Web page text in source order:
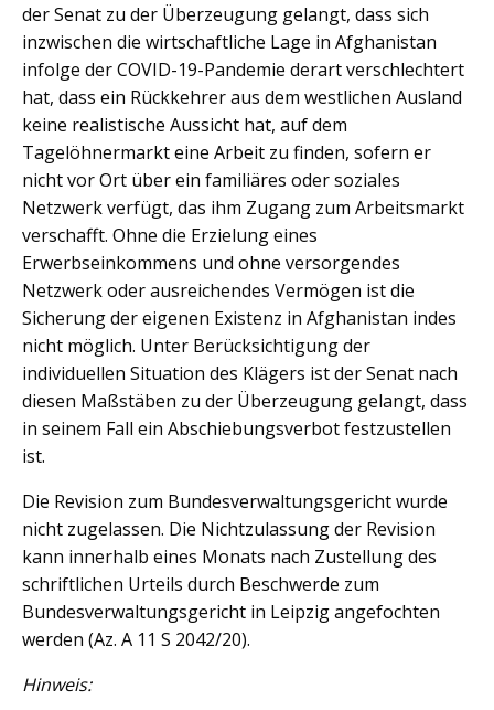
der Senat zu der Überzeugung gelangt, dass sich
inzwischen die wirtschaftliche Lage in Afghanistan
infolge der COVID-19-Pandemie derart verschlechtert
hat, dass ein Rückkehrer aus dem westlichen Ausland
keine realistische Aussicht hat, auf dem
Tagelöhnermarkt eine Arbeit zu finden, sofern er
nicht vor Ort über ein familiäres oder soziales
Netzwerk verfügt, das ihm Zugang zum Arbeitsmarkt
verschafft. Ohne die Erzielung eines
Erwerbseinkommens und ohne versorgendes
Netzwerk oder ausreichendes Vermögen ist die
Sicherung der eigenen Existenz in Afghanistan indes
nicht möglich. Unter Berücksichtigung der
individuellen Situation des Klägers ist der Senat nach
diesen Maßstäben zu der Überzeugung gelangt, dass
in seinem Fall ein Abschiebungsverbot festzustellen
ist.
Die Revision zum Bundesverwaltungsgericht wurde
nicht zugelassen. Die Nichtzulassung der Revision
kann innerhalb eines Monats nach Zustellung des
schriftlichen Urteils durch Beschwerde zum
Bundesverwaltungsgericht in Leipzig angefochten
werden (Az. A 11 S 2042/20).
Hinweis: